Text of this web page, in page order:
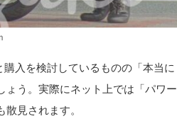
入を検討しているものの「本当に
う。実際にネット上では「パワー
見されます。